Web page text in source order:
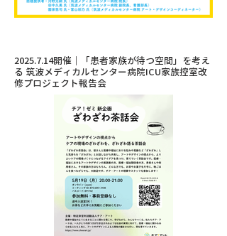
2025.7.14開催｜「患者家族が待つ空間」を考え
る 筑波メディカルセンター病院ICU家族控室改
修プロジェクト報告会